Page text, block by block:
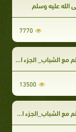
الله عليه وسلم
7770
الجزء الثاني
13500
الشباب_الجزء الأول